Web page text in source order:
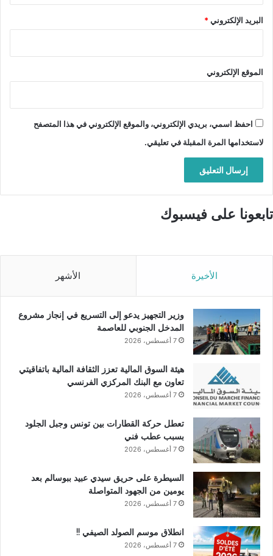
البريد الإلكتروني*
الموقع الإلكتروني
احفظ اسمي، بريدي الإلكتروني، والموقع الإلكتروني في هذا المتصفح
لاستخدامها المرة المقبلة في تعليقي.
تابعونا على فيسبوك
الأخيرة الأشهر
وزير التجهيز يدعو إلى التسريع في إنجاز مشروع
المدخل الجنوبي للعاصمة
7 أغسطس، 2026
هيئة السوق المالية تعزز الثقافة المالية باتفاقيتي
تعاون مع البنك المركزي الفرنسي
7 أغسطس، 2026
تعطل حركة القطارات بين تونس وجبل الجلود
بسبب عطب فني
7 أغسطس، 2026
السيطرة على حريق سيدي عبيد ببوسالم بعد
يومين من الجهود المتواصلة
7 أغسطس، 2026
انطلاق موسم الصولد الصيفي !!
7 أغسطس، 2026